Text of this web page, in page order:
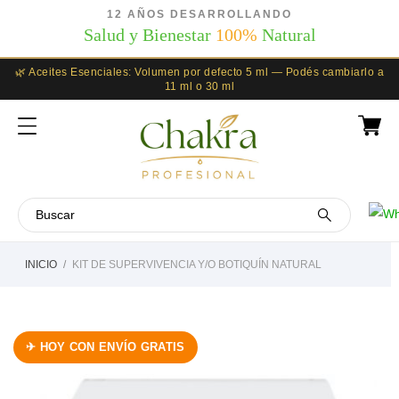
12 AÑOS DESARROLLANDO
Salud y Bienestar 100% Natural
🌿 Aceites Esenciales: Volumen por defecto 5 ml — Podés cambiarlo a
11 ml o 30 ml
INICIO KIT DE SUPERVIVENCIA Y/O BOTIQUÍN NATURAL
✈ HOY CON ENVÍO GRATIS